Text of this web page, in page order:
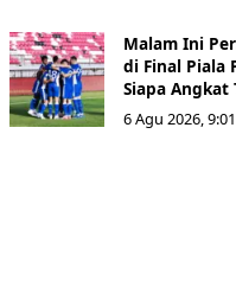
Malam Ini
di Final Piala
Siapa Angkat
6 Agu 2026,